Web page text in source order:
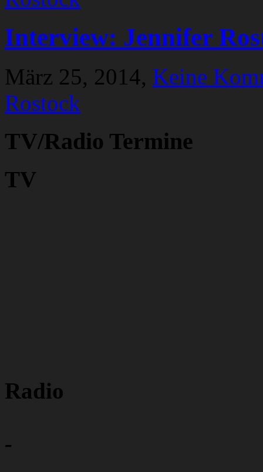
Interview: Jennifer
März 25, 2014, Keine
Rostock
TV/Radio Termine
TV
Radio
-